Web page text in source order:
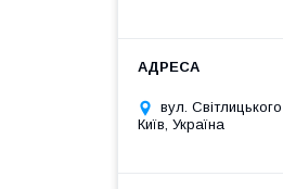
вул.
Київ, Україна